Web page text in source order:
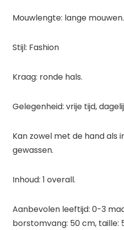
Mouwlengte: lange mouwen.
Stijl: Fashion
Kraag: ronde hals.
Gelegenheid: vrije tijd,
Kan zowel met de hand als
gewassen.
Inhoud: 1 overall.
Aanbevolen leeftijd: 0-3
borstomvang: 50 cm, taille: